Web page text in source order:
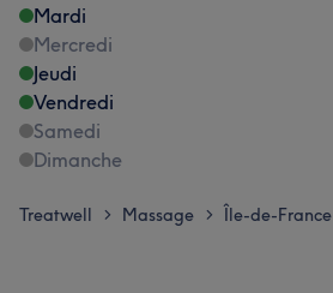
Mardi
Mercredi
Jeudi
Vendredi
Samedi
Dimanche
Treatwell > Massage > Île-de-France